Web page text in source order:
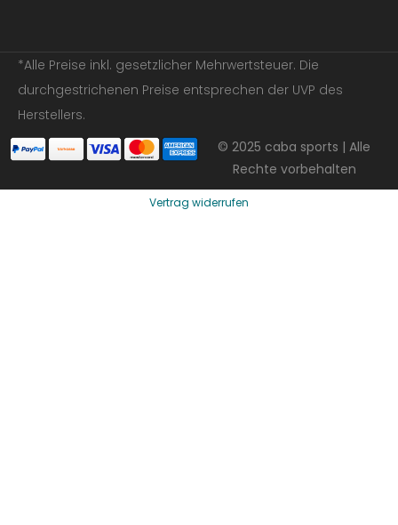
*Alle Preise inkl. gesetzlicher Mehrwertsteuer. Die
durchgestrichenen Preise entsprechen der UVP des
Herstellers.
© 2025 caba sports | Alle
Rechte vorbehalten
Vertrag widerrufen